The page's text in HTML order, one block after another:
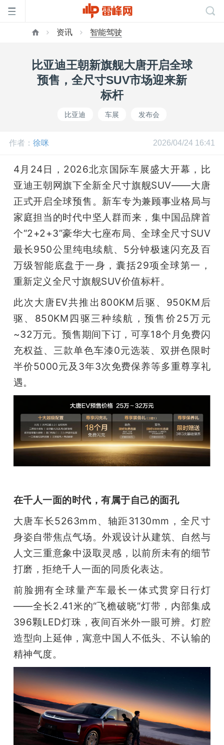
页
网
开
课
活
动
中
专
题
爱
搞
机
资讯 智能驾驶
比亚迪王朝新旗舰大唐开启全球
预售，全尺寸SUV市场迎来新
标杆
比亚迪 车展 发布会
作者： 徐咪 2026/04/24 16:41
4月24日，2026北京国际车展盛大开幕，比
亚迪王朝网旗下全新全尺寸旗舰SUV——大唐
正式开启全球预售。新车专为兼顾事业格局与
家庭担当的时代中坚人群而来，集中国品牌首
个“2+2+3”豪华大七座布局、全球全尺寸SUV
最长950公里纯电续航、5分钟极速闪充及百
万级智能底盘于一身，囊括29项全球第一，
重新定义全尺寸旗舰SUV价值标杆。
此次大唐EV共推出800KM后驱、950KM后
驱、850KM四驱三种续航，预售价25万元
~32万元。预售期间下订，可享18个月免费闪
充权益、三款单色车漆0元选装、双拼色限时
半价5000元及3年3次免费保养等多重尊享礼
遇。
在千人一面的时代，有属于自己的面孔
大唐车长5263mm、轴距3130mm，全尺寸
身姿自带焦点气场。外观设计从建筑、自然与
人文三重意象中汲取灵感，以前所未有的细节
打磨，拒绝千人一面的同质化表达。
前脸拥有全球量产车最长一体式贯穿日行灯
——全长2.41米的“飞檐破晓”灯带，内部集成
396颗LED灯珠，夜间百米外一眼可辨。灯腔
造型向上延伸，寓意中国人不低头、不认输的
精神气度。